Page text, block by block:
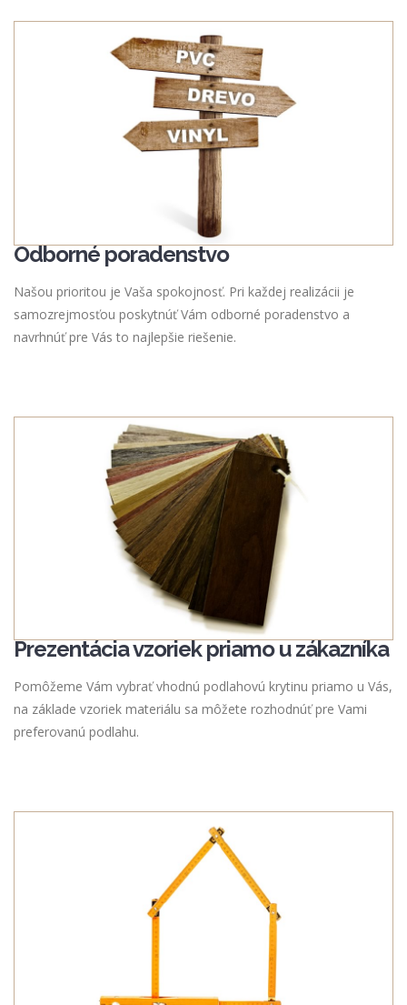
Odborné poradenstvo
Našou prioritou je Vaša spokojnosť. Pri každej realizácii je
samozrejmosťou poskytnúť Vám odborné poradenstvo a
navrhnúť pre Vás to najlepšie riešenie.
Prezentácia vzoriek priamo u zákazníka
Pomôžeme Vám vybrať vhodnú podlahovú krytinu priamo u Vás,
na základe vzoriek materiálu sa môžete rozhodnúť pre Vami
preferovanú podlahu.